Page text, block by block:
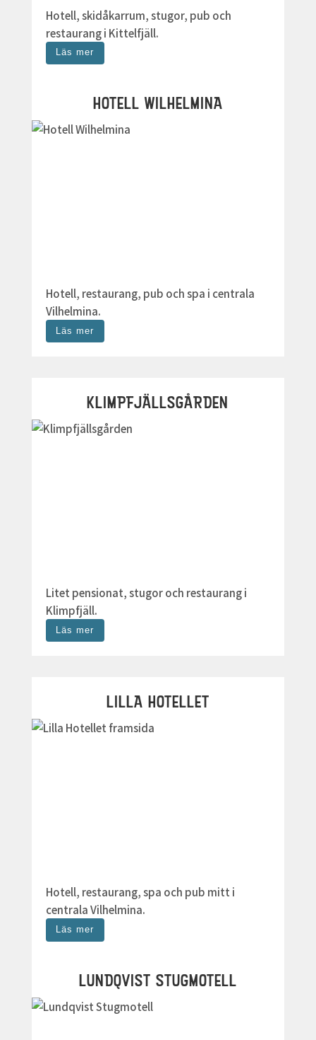
Hotell, skidåkarrum, stugor, pub och
restaurang i Kittelfjäll.
Läs mer
HOTELL WILHELMINA
Hotell, restaurang, pub och spa i centrala
Vilhelmina.
Läs mer
KLIMPFJÄLLSGÅRDEN
Litet pensionat, stugor och restaurang i
Klimpfjäll.
Läs mer
LILLA HOTELLET
Hotell, restaurang, spa och pub mitt i
centrala Vilhelmina.
Läs mer
LUNDQVIST STUGMOTELL